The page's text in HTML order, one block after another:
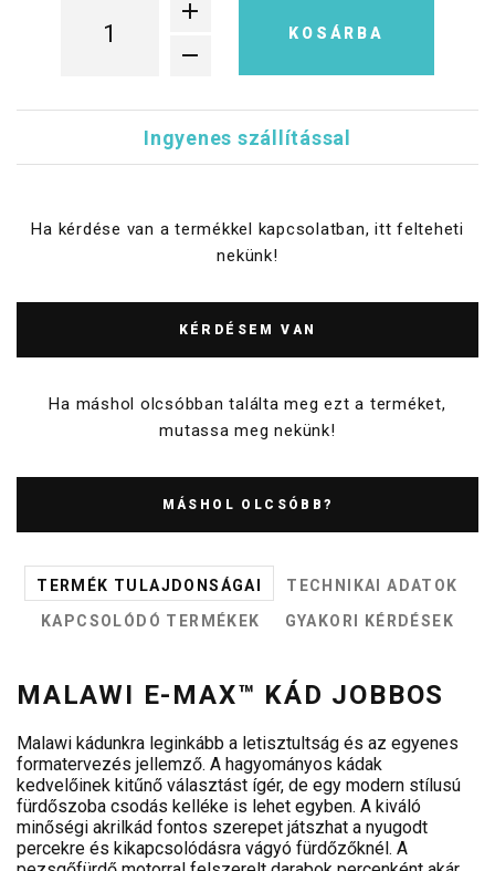
KOSÁRBA
Ingyenes szállítással
Ha kérdése van a termékkel kapcsolatban, itt felteheti
nekünk!
KÉRDÉSEM VAN
Ha máshol olcsóbban találta meg ezt a terméket,
mutassa meg nekünk!
MÁSHOL OLCSÓBB?
TERMÉK TULAJDONSÁGAI
TECHNIKAI ADATOK
KAPCSOLÓDÓ TERMÉKEK
GYAKORI KÉRDÉSEK
MALAWI E-MAX™ KÁD JOBBOS
Malawi kádunkra leginkább a letisztultság és az egyenes
formatervezés jellemző. A hagyományos kádak
kedvelőinek kitűnő választást ígér, de egy modern stílusú
fürdőszoba csodás kelléke is lehet egyben. A kiváló
minőségi akrilkád fontos szerepet játszhat a nyugodt
percekre és kikapcsolódásra vágyó fürdőzőknél. A